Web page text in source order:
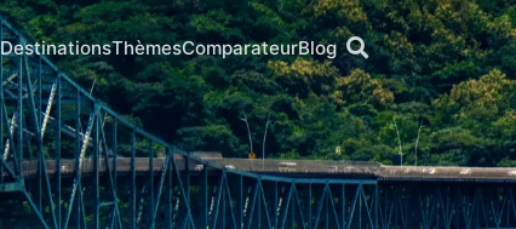
DestinationsThèmesComparateurBlog